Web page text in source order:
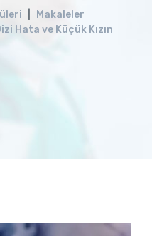
Makaleler
Hata ve Küçük Kızın